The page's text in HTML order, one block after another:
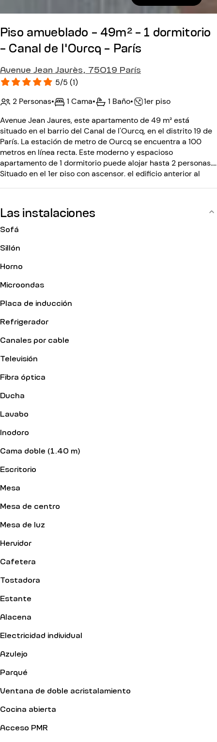
Piso amueblado - 49m² - 1 dormitorio
- Canal de l'Ourcq - París
Avenue Jean Jaurès, 75019 París
5/5 (1)
2 Personas• 1 Cama• 1 Baño•
1er piso
Avenue Jean Jaures, este apartamento de 49 m² está
situado en el barrio del Canal de l'Ourcq, en el distrito 19 de
París. La estación de metro de Ourcq se encuentra a 100
metros en línea recta. Este moderno y espacioso
apartamento de 1 dormitorio puede alojar hasta 2 personas.
Situado en el 1er piso con ascensor, el edificio anterior al
Las instalaciones
Sofá
Sillón
Horno
Microondas
Placa de inducción
Refrigerador
Canales por cable
Televisión
Fibra óptica
Ducha
Lavabo
Inodoro
Cama doble (1.40 m)
Escritorio
Mesa
Mesa de centro
Mesa de luz
Hervidor
Cafetera
Tostadora
Estante
Alacena
Electricidad individual
Azulejo
Parqué
Ventana de doble acristalamiento
Cocina abierta
Acceso PMR